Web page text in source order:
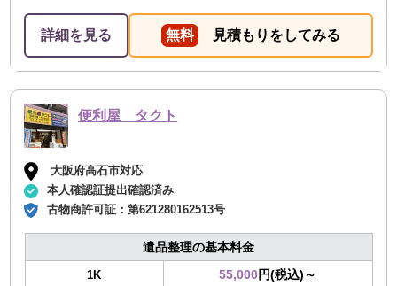
詳細を見る 無料 見積もりをしてみる
便利屋 タクト
大阪府高石市対応
本人確認証提出確認済み
古物商許可証：第621280162513号
遺品整理の基本料金
1K 55,000円(税込)～